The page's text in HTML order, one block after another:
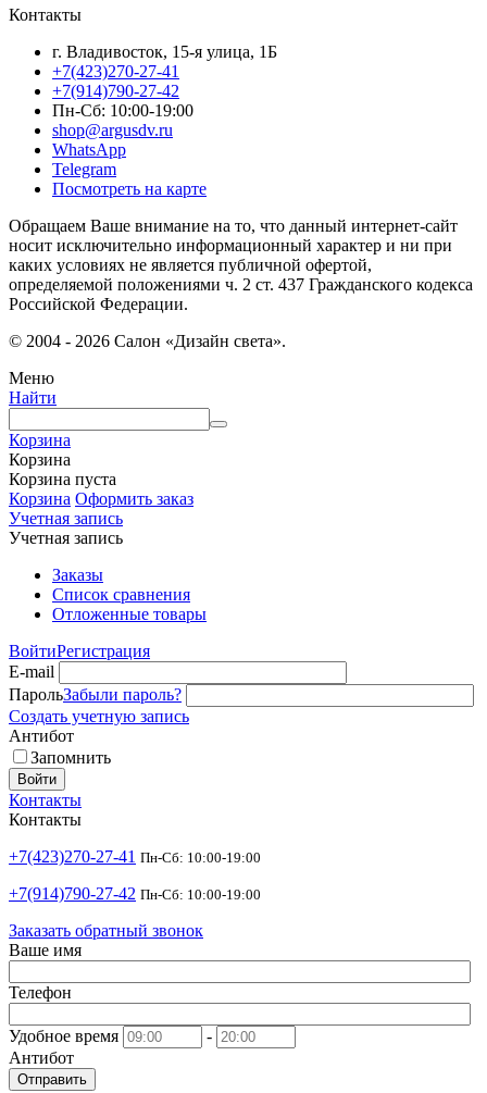
Контакты
г. Владивосток, 15-я улица, 1Б
+7(423)270-27-41
+7(914)790-27-42
Пн-Сб: 10:00-19:00
shop@argusdv.ru
WhatsApp
Telegram
Посмотреть на карте
Обращаем Ваше внимание на то, что данный интернет-сайт
носит исключительно информационный характер и ни при
каких условиях не является публичной офертой,
определяемой положениями ч. 2 ст. 437 Гражданского кодекса
Российской Федерации.
© 2004 - 2026 Салон «Дизайн света».
Меню
Найти
Корзина
Корзина
Корзина пуста
Корзина Оформить заказ
Учетная запись
Учетная запись
Заказы
Список сравнения
Отложенные товары
ВойтиРегистрация
E-mail
ПарольЗабыли пароль?
Создать учетную запись
Антибот
Запомнить
Войти
Контакты
Контакты
+7(423)270-27-41 Пн-Сб: 10:00-19:00
+7(914)790-27-42 Пн-Сб: 10:00-19:00
Заказать обратный звонок
Ваше имя
Телефон
Удобное время
-
Антибот
Отправить